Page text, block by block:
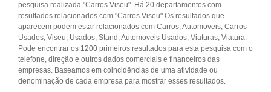
pesquisa realizada "Carros Viseu". Há 20 departamentos com
resultados relacionados com "Carros Viseu".Os resultados que
aparecem podem estar relacionados com Carros, Automoveis, Carros
Usados, Viseu, Usados, Stand, Automoveis Usados, Viaturas, Viatura.
Pode encontrar os 1200 primeiros resultados para esta pesquisa com o
telefone, direção e outros dados comerciais e financeiros das
empresas. Baseamos em coincidências de uma atividade ou
denominação de cada empresa para mostrar esses resultados.